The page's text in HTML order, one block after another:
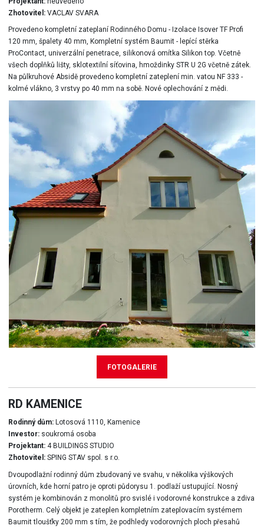
FOTOGALERIE
Zhotovitel:VACLAV SVARA
Provedeno kompletní zateplaní Rodinného Domu - Izolace Isover TF Profi
120 mm, špalety 40 mm, Kompletní systém Baumit - lepící stěrka
ProContact, univerzální penetrace, silikonová omítka Silikon top. Včetně
všech doplňků lišty, sklotextilní síťovina, hmoždinky STR U 2G včetně zátek.
Na půlkruhové Absidě provedeno kompletní zateplení min. vatou NF 333 -
kolmé vlákno, 3 vrstvy po 40 mm na sobě. Nové oplechování z mědi.
RD KAMENICE
Rodinný dům:Lotosová 1110, Kamenice
Investor:soukromá osoba
Projektant:4 BUILDINGS STUDIO
Zhotovitel:SPING STAV spol. s r.o.
Dvoupodlažní rodinný dům zbudovaný ve svahu, v několika výškových
úrovních, kde horní patro je oproti půdorysu 1. podlaží ustupující. Nosný
systém je kombinován z monolitů pro svislé i vodorovné konstrukce a zdiva
Porotherm. Celý objekt je zateplen kompletním zateplovacím systémem
Baumit tloušťky 200 mm s tím, že podhledy vodorovných ploch přesahů